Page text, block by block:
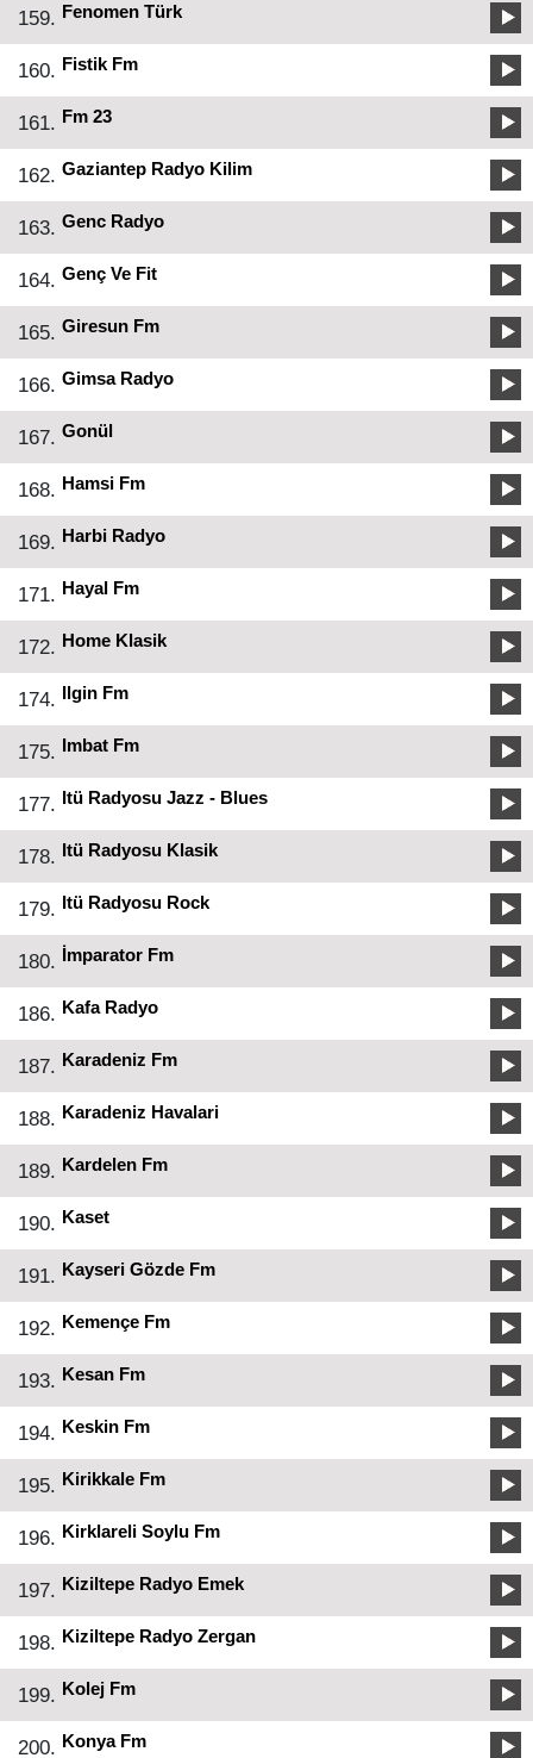
159. Fenomen Türk
160. Fistik Fm
161. Fm 23
162. Gaziantep Radyo Kilim
163. Genc Radyo
164. Genç Ve Fit
165. Giresun Fm
166. Gimsa Radyo
167. Gonül
168. Hamsi Fm
169. Harbi Radyo
171. Hayal Fm
172. Home Klasik
174. Ilgin Fm
175. Imbat Fm
177. Itü Radyosu Jazz - Blues
178. Itü Radyosu Klasik
179. Itü Radyosu Rock
180. İmparator Fm
186. Kafa Radyo
187. Karadeniz Fm
188. Karadeniz Havalari
189. Kardelen Fm
190. Kaset
191. Kayseri Gözde Fm
192. Kemençe Fm
193. Kesan Fm
194. Keskin Fm
195. Kirikkale Fm
196. Kirklareli Soylu Fm
197. Kiziltepe Radyo Emek
198. Kiziltepe Radyo Zergan
199. Kolej Fm
200. Konya Fm